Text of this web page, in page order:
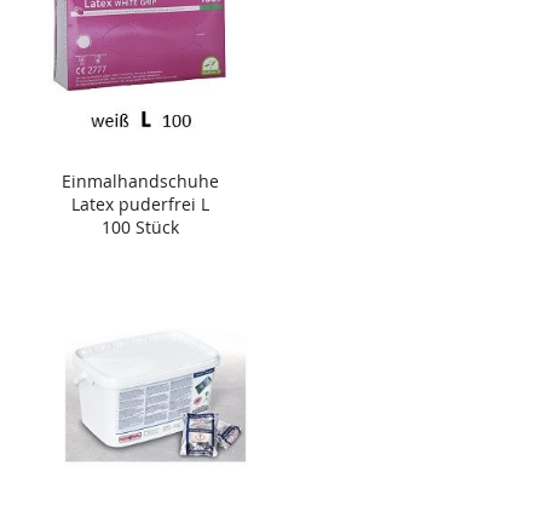
Einmalhandschuhe
Latex puderfrei L
100 Stück